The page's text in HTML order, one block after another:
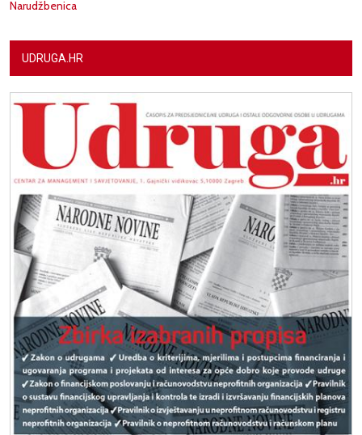
Narudžbenica
UDRUGA.HR